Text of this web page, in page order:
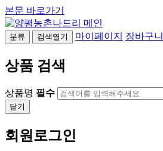
본문 바로가기
분류 검색열기 마이페이지 장바구니
상품 검색
상품명 필수
닫기
회원로그인